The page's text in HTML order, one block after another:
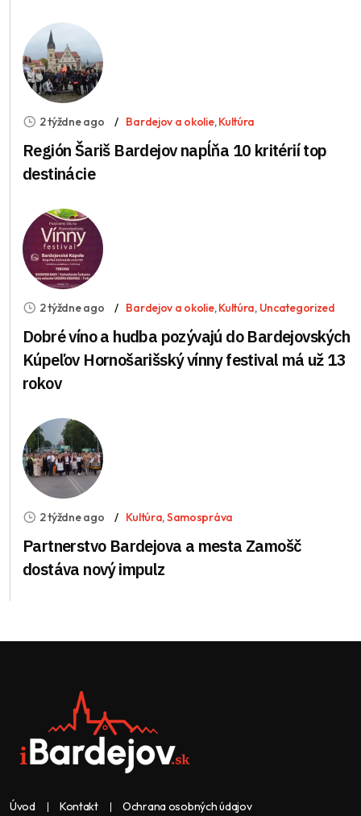
2 týždne ago Bardejov a okolie,Kultúra
Región Šariš Bardejov napĺňa 10 kritérií top
destinácie
2 týždne ago Bardejov a okolie,Kultúra, Uncategorized
Dobré víno a hudba pozývajú do Bardejovských
Kúpeľov Hornošarišský vínny festival má už 13
rokov
2 týždne ago Kultúra,Samospráva
Partnerstvo Bardejova a mesta Zamošč
dostáva nový impulz
Úvod Kontakt Ochrana osobných údajov